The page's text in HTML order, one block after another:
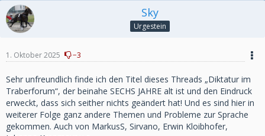
Sky
Urgestein
1. Oktober 2025 −3
Sehr unfreundlich finde ich den Titel dieses Threads „Diktatur im
Traberforum“, der beinahe SECHS JAHRE alt ist und den Eindruck
erweckt, dass sich seither nichts geändert hat! Und es sind hier in
weiterer Folge ganz andere Themen und Probleme zur Sprache
gekommen. Auch von MarkusS, Sirvano, Erwin Kloibhofer,